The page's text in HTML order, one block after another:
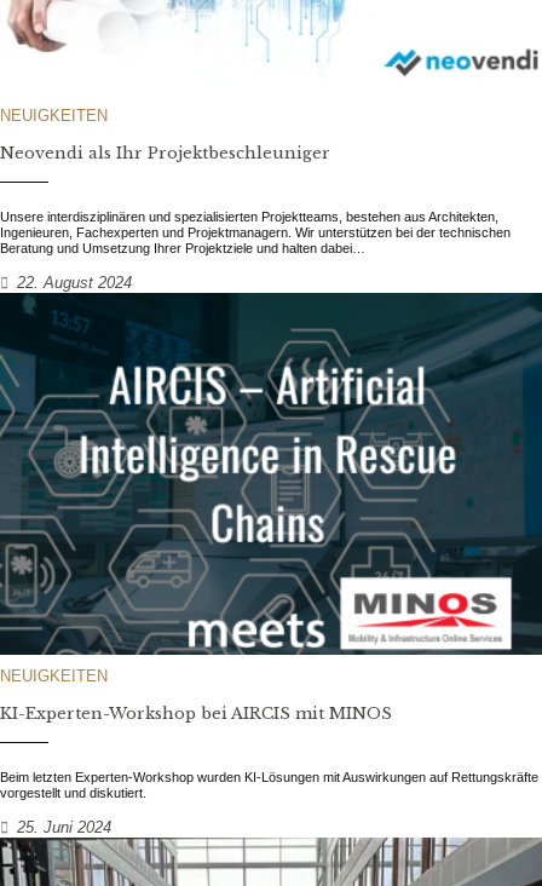
NEUIGKEITEN
Neovendi als Ihr Projektbeschleuniger
Unsere interdisziplinären und spezialisierten Projektteams, bestehen aus Architekten,
Ingenieuren, Fachexperten und Projektmanagern. Wir unterstützen bei der technischen
Beratung und Umsetzung Ihrer Projektziele und halten dabei…
22. August 2024
NEUIGKEITEN
KI-Experten-Workshop bei AIRCIS mit MINOS
Beim letzten Experten-Workshop wurden KI-Lösungen mit Auswirkungen auf Rettungskräfte
vorgestellt und diskutiert.
25. Juni 2024